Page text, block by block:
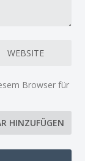
Browser für